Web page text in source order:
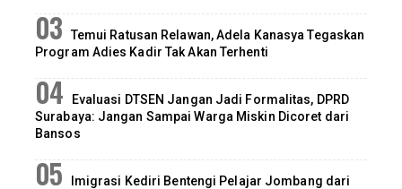
Temui Ratusan Relawan, Adela Kanasya Tegaskan
Program Adies Kadir Tak Akan Terhenti
Evaluasi DTSEN Jangan Jadi Formalitas, DPRD
Surabaya: Jangan Sampai Warga Miskin Dicoret dari
Bansos
Imigrasi Kediri Bentengi Pelajar Jombang dari